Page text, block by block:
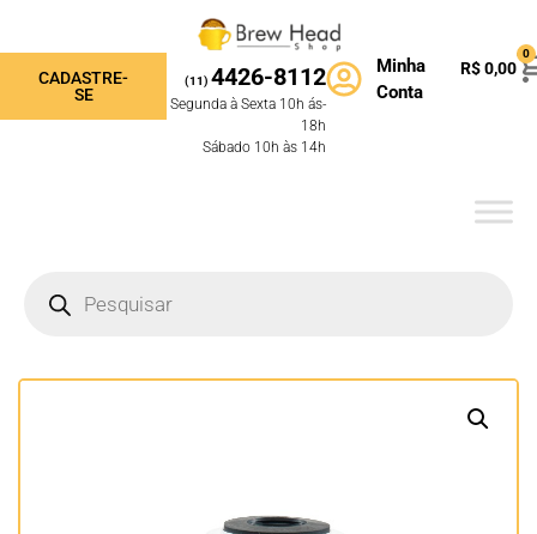
CADASTRE-
SE
(11) 4426-8112
Segunda à Sexta 10h ás-
18h
Sábado 10h às 14h
Minha
Conta
R$0,00
0